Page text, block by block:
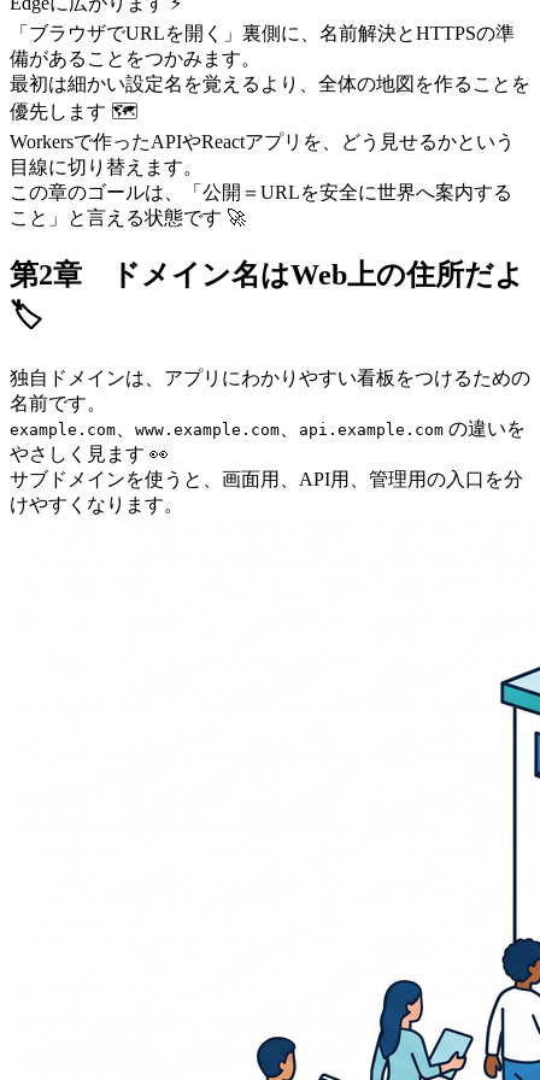
「ブラウザでURLを開く」裏側に、名前解決とHTTPSの準
備があることをつかみます。
最初は細かい設定名を覚えるより、全体の地図を作ることを
優先します 🗺️
Workersで作ったAPIやReactアプリを、どう見せるかという
目線に切り替えます。
この章のゴールは、「公開＝URLを安全に世界へ案内する
こと」と言える状態です 🚀
第2章 ドメイン名はWeb上の住所だよ
🏷️
独自ドメインは、アプリにわかりやすい看板をつけるための
名前です。
example.com、 www.example.com、 api.example.com の違いを
やさしく見ます 👀
サブドメインを使うと、画面用、API用、管理用の入口を分
けやすくなります。